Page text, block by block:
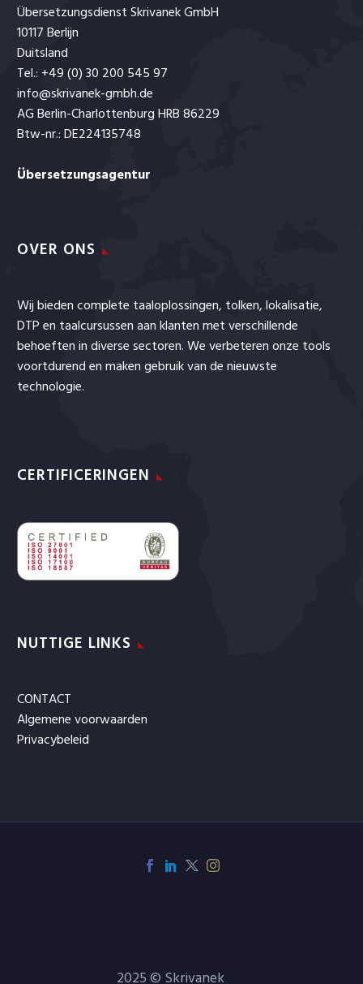
Übersetzungsdienst Skrivanek GmbH
10117 Berlijn
Duitsland
Tel.: +49 (0) 30 200 545 97
info@skrivanek-gmbh.de
AG Berlin-Charlottenburg HRB 86229
Btw-nr.: DE224135748
Übersetzungsagentur
OVER ONS
Wij bieden complete taaloplossingen, tolken,lokalisatie,
DTP en taalcursussen aan klanten met verschillende
behoeften in diverse sectoren. We verbeteren onze tools
voortdurend en maken gebruik van de nieuwste
technologie.
CERTIFICERINGEN
NUTTIGE LINKS
CONTACT
Algemene voorwaarden
Privacybeleid
2025 © Skrivanek